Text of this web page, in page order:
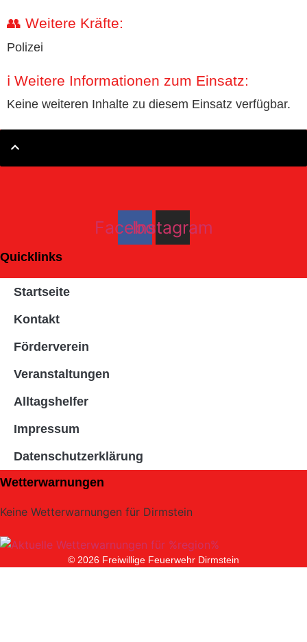
👥 Weitere Kräfte:
Polizei
ℹ️ Weitere Informationen zum Einsatz:
Keine weiteren Inhalte zu diesem Einsatz verfügbar.
Facebook
Instagram
Quicklinks
Startseite
Kontakt
Förderverein
Veranstaltungen
Alltagshelfer
Impressum
Datenschutzerklärung
Wetterwarnungen
Keine Wetterwarnungen für Dirmstein
© 2026 Freiwillige Feuerwehr Dirmstein